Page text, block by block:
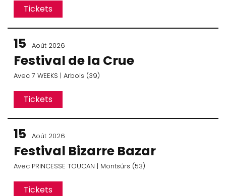
Tickets
15 Août 2026
Festival de la Crue
Avec 7 WEEKS | Arbois (39)
Tickets
15 Août 2026
Festival Bizarre Bazar
Avec PRINCESSE TOUCAN | Montsûrs (53)
Tickets